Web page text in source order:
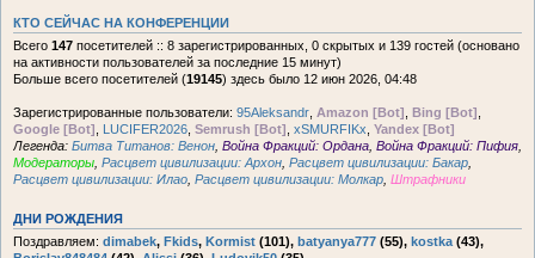
КТО СЕЙЧАС НА КОНФЕРЕНЦИИ
Всего 147 посетителей :: 8 зарегистрированных, 0 скрытых и 139 гостей (основано
на активности пользователей за последние 15 минут)
Больше всего посетителей (19145) здесь было 12 июн 2026, 04:48
Зарегистрированные пользователи: 95Aleksandr Amazon [Bot] Bing [Bot]
Google [Bot]
LUCIFER2026 Semrush [Bot] xSMURFIKx Yandex [Bot]
Легенда: Битва Титанов: Венон Война Фракций: Ордана Война Фракций: Пифия
Модераторы Расцвет цивилизации: Архон Расцвет цивилизации: Бакар
Расцвет цивилизации: Илао Расцвет цивилизации: Молкар Штрафники
ДНИ РОЖДЕНИЯ
Поздравляем: dimabek, Fkids, Kormist (101), batyanya777 (55), kostka (43),